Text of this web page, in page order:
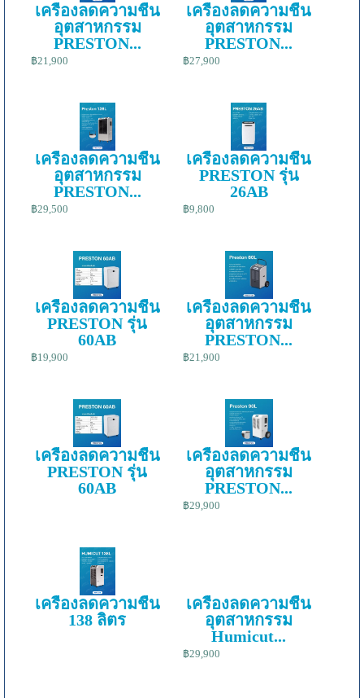
เครื่องลดความชื้น
อุตสาหกรรม
PRESTON...
฿21,900
เครื่องลดความชื้น
อุตสาหกรรม
PRESTON...
฿27,900
เครื่องลดความชื้น
อุตสาหกรรม
PRESTON...
฿29,500
เครื่องลดความชื้น
PRESTON รุ่น
26AB
฿9,800
เครื่องลดความชื้น
PRESTON รุ่น
60AB
฿19,900
เครื่องลดความชื้น
อุตสาหกรรม
PRESTON...
฿21,900
เครื่องลดความชื้น
PRESTON รุ่น
60AB
เครื่องลดความชื้น
อุตสาหกรรม
PRESTON...
฿29,900
เครื่องลดความชื้น
138 ลิตร
เครื่องลดความชื้น
อุตสาหกรรม
Humicut...
฿29,900